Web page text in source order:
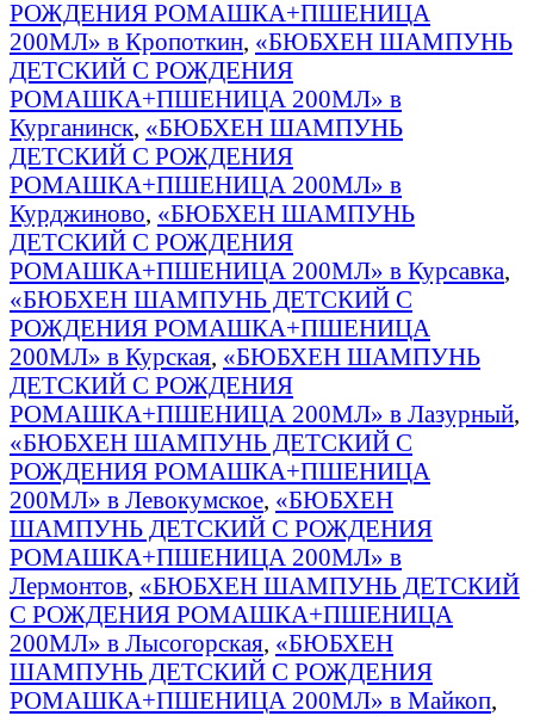
РОЖДЕНИЯ РОМАШКА+ПШЕНИЦА
200МЛ» в Кропоткин, «БЮБХЕН ШАМПУНЬ
ДЕТСКИЙ С РОЖДЕНИЯ
РОМАШКА+ПШЕНИЦА 200МЛ» в
Курганинск, «БЮБХЕН ШАМПУНЬ
ДЕТСКИЙ С РОЖДЕНИЯ
РОМАШКА+ПШЕНИЦА 200МЛ» в
Курджиново, «БЮБХЕН ШАМПУНЬ
ДЕТСКИЙ С РОЖДЕНИЯ
РОМАШКА+ПШЕНИЦА 200МЛ» в Курсавка,
«БЮБХЕН ШАМПУНЬ ДЕТСКИЙ С
РОЖДЕНИЯ РОМАШКА+ПШЕНИЦА
200МЛ» в Курская, «БЮБХЕН ШАМПУНЬ
ДЕТСКИЙ С РОЖДЕНИЯ
РОМАШКА+ПШЕНИЦА 200МЛ» в Лазурный,
«БЮБХЕН ШАМПУНЬ ДЕТСКИЙ С
РОЖДЕНИЯ РОМАШКА+ПШЕНИЦА
200МЛ» в Левокумское, «БЮБХЕН
ШАМПУНЬ ДЕТСКИЙ С РОЖДЕНИЯ
РОМАШКА+ПШЕНИЦА 200МЛ» в
Лермонтов, «БЮБХЕН ШАМПУНЬ ДЕТСКИЙ
С РОЖДЕНИЯ РОМАШКА+ПШЕНИЦА
200МЛ» в Лысогорская, «БЮБХЕН
ШАМПУНЬ ДЕТСКИЙ С РОЖДЕНИЯ
РОМАШКА+ПШЕНИЦА 200МЛ» в Майкоп,